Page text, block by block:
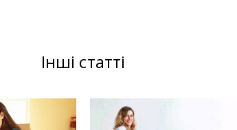
Інші статті